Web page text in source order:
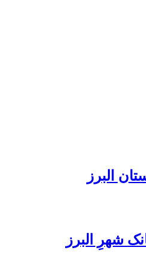
البرز
شهرِ البرز